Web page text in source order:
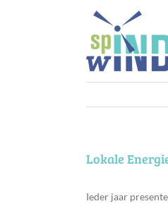
Lokale
Ieder jaar